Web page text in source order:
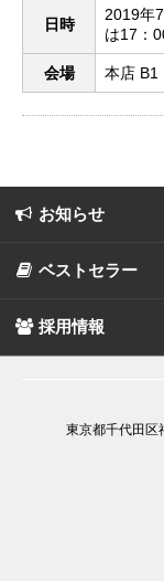
日時
2019年
は17：
会場 本店 B1
お知らせ
ベストセラー
採用情報
東京都千代田